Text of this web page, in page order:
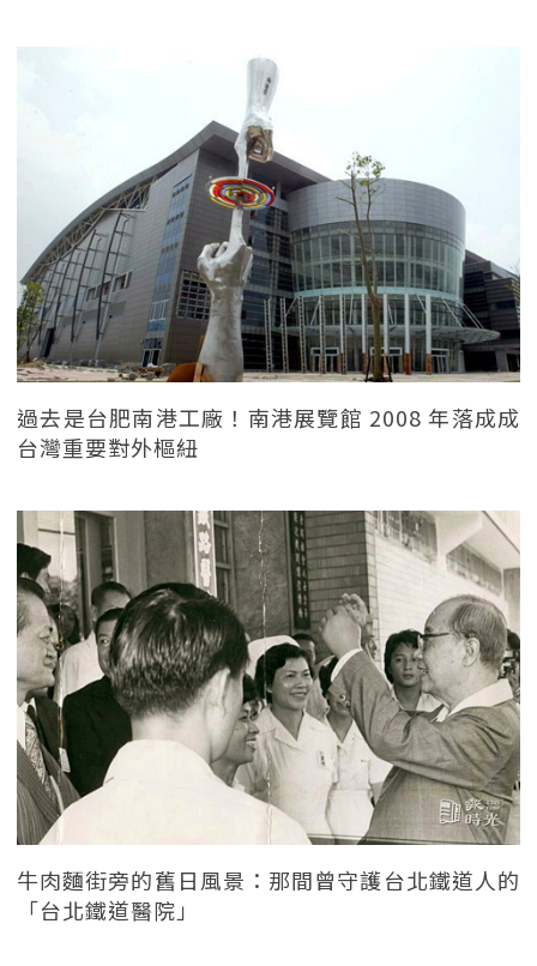
過去是台肥南港工廠！南港展覽館 2008 年落成成
台灣重要對外樞紐
牛肉麵街旁的舊日風景：那間曾守護台北鐵道人的
「台北鐵道醫院」